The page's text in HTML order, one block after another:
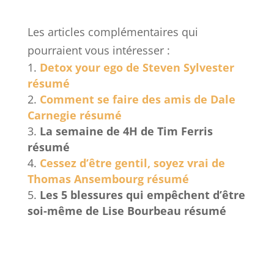
Les articles complémentaires qui
pourraient vous intéresser :
Detox your ego de Steven Sylvester
résumé
Comment se faire des amis de Dale
Carnegie résumé
La semaine de 4H de Tim Ferris
résumé
Cessez d’être gentil, soyez vrai de
Thomas Ansembourg résumé
Les 5 blessures qui empêchent d’être
soi-même de Lise Bourbeau résumé